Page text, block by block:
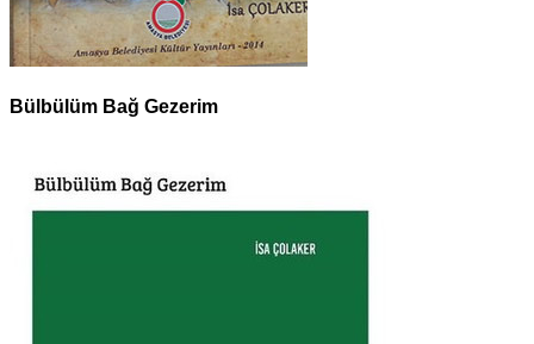
Bülbülüm Bağ Gezerim